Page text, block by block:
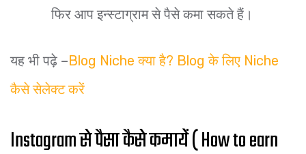
फिर आप इन्स्टाग्राम से पैसे कमा सकते हैं।
यह भी पढ़े –Blog Niche क्या है? Blog के लिए Niche
कैसे सेलेक्ट करें
Instagram से पैसा कैसे कमायें ( How to earn